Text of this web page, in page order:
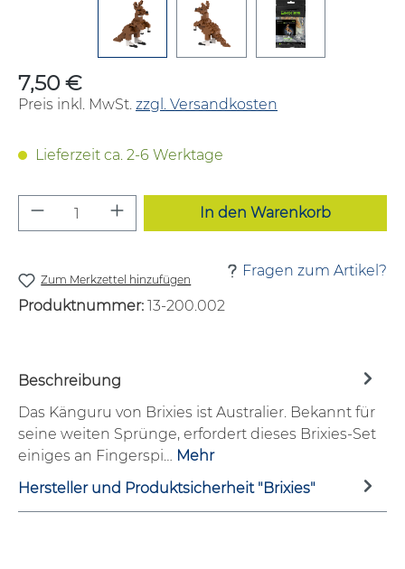
Regulärer Preis:
7,50 €
Preis inkl. MwSt. zzgl. Versandkosten
Lieferzeit ca. 2-6 Werktage
Produkt Anzahl: Gib den
In den Warenkorb
Zum Merkzettel hinzufügen
Fragen zum Artikel?
Produktnummer: 13-200.002
Beschreibung
Das Känguru von Brixies ist Australier. Bekannt für
seine weiten Sprünge, erfordert dieses Brixies-Set
einiges an Fingerspi… Mehr
Hersteller und Produktsicherheit "Brixies"